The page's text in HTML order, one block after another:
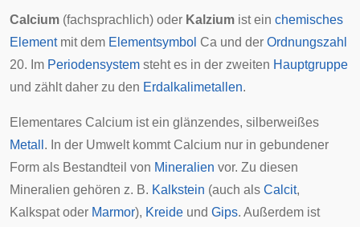
Calcium (fachsprachlich) oder Kalzium ist ein chemisches
Elementmit dem Elementsymbol Ca und der Ordnungszahl
20. Im Periodensystem steht es in der zweiten Hauptgruppe
und zählt daher zu den Erdalkalimetallen.
Elementares Calcium ist ein glänzendes, silberweißes
Metall . In der Umwelt kommt Calcium nur in gebundener
Form als Bestandteil von Mineralien vor. Zu diesen
Mineralien gehören z. B. Kalkstein (auch als Calcit,
Kalkspat oder Marmor), Kreide und Gips. Außerdem ist